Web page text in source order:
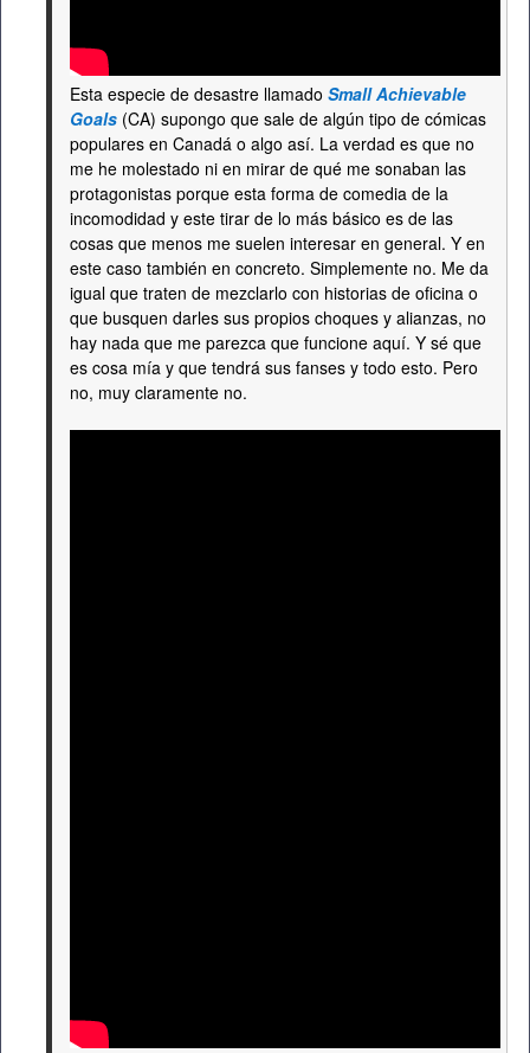
Esta especie de desastre llamado Small Achievable
Goals (CA) supongo que sale de algún tipo de cómicas
populares en Canadá o algo así. La verdad es que no
me he molestado ni en mirar de qué me sonaban las
protagonistas porque esta forma de comedia de la
incomodidad y este tirar de lo más básico es de las
cosas que menos me suelen interesar en general. Y en
este caso también en concreto. Simplemente no. Me da
igual que traten de mezclarlo con historias de oficina o
que busquen darles sus propios choques y alianzas, no
hay nada que me parezca que funcione aquí. Y sé que
es cosa mía y que tendrá sus fanses y todo esto. Pero
no, muy claramente no.